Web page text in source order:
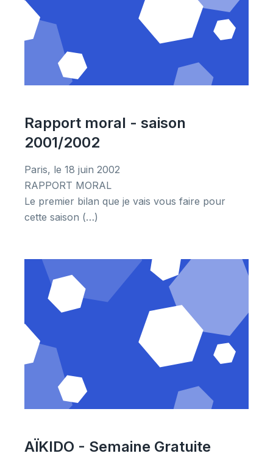
Rapport moral - saison
2001/2002
Paris, le 18 juin 2002
RAPPORT MORAL
Le premier bilan que je vais vous faire pour
cette saison (…)
AÏKIDO - Semaine Gratuite